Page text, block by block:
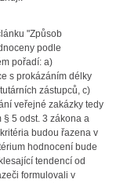
"Způsob
podle
pořadí: a)
s prokázáním délky
zástupců, c)
veřejné zakázky tedy
5 odst. 3 zákona a
budou řazena v
hodnocení bude
tendencí od
formulovali v